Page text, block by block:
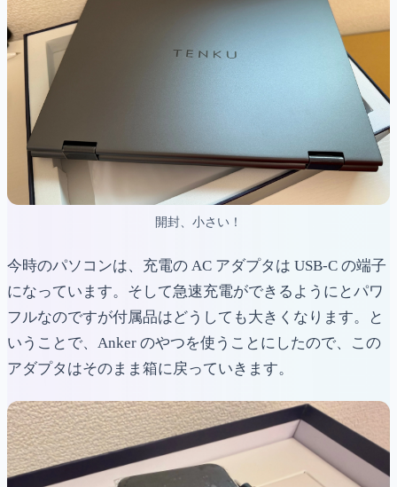
開封、小さい！
今時のパソコンは、充電の AC アダプタは USB-C の端子
になっています。そして急速充電ができるようにとパワ
フルなのですが付属品はどうしても大きくなります。と
いうことで、Anker のやつを使うことにしたので、この
アダプタはそのまま箱に戻っていきます。